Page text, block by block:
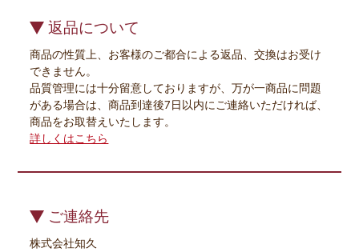
返品について
商品の性質上、お客様のご都合による返品、交換はお受け
できません。
品質管理には十分留意しておりますが、万が一商品に問題
がある場合は、商品到達後7日以内にご連絡いただければ、
商品をお取替えいたします。
詳しくはこちら
ご連絡先
株式会社知久